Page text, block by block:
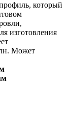
который
изготовления
Может